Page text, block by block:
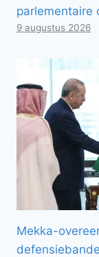
parlementaire
9 augustus 2026
Mekka-